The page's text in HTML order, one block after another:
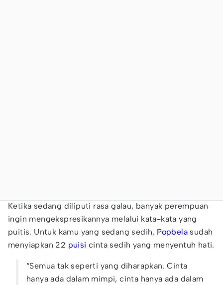
Ketika sedang diliputi rasa galau, banyak perempuan
ingin mengekspresikannya melalui kata-kata yang
puitis. Untuk kamu yang sedang sedih, Popbela sudah
menyiapkan 22 puisi cinta sedih yang menyentuh hati.
“Semua tak seperti yang diharapkan. Cinta
hanya ada dalam mimpi, cinta hanya ada dalam